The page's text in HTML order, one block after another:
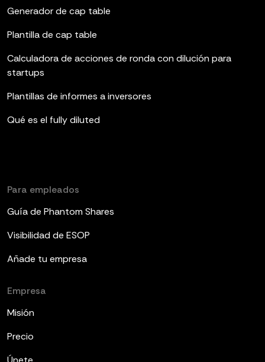
Generador de cap table
Plantilla de cap table
Calculadora de acciones de ronda con dilución para
startups
Plantillas de informes a inversores
Qué es el fully diluted
Para empleados
Guía de Phantom Shares
Visibilidad de ESOP
Añade tu empresa
Empresa
Misión
Precio